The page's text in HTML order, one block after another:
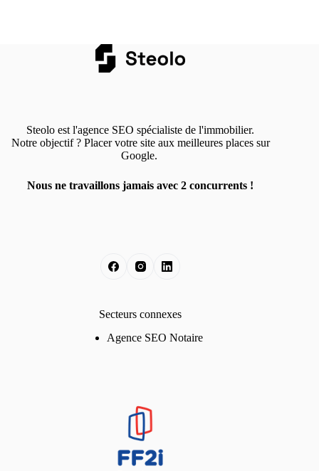
Steolo est l'agence SEO spécialiste de l'immobilier.
Notre objectif ? Placer votre site aux meilleures places sur
Google.
Nous ne travaillons jamais avec 2 concurrents !
Secteurs connexes
Agence SEO Notaire